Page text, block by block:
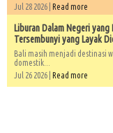
Jul 28 2026 | Read more
Liburan Dalam Negeri
Tersembunyi yang Layak
Bali masih menjadi destinasi
domestik...
Jul 26 2026 | Read more